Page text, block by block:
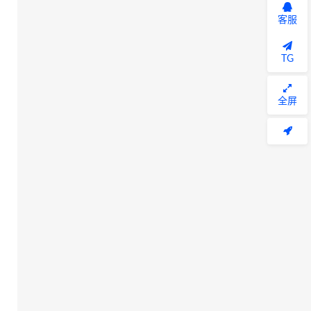
客服
TG
全屏